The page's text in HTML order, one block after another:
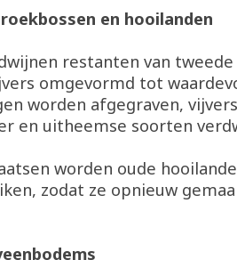
en hooilanden
restanten van
omgevormd tot
worden afgegraven,
en uitheemse soorten
worden oude
zodat ze opnieuw